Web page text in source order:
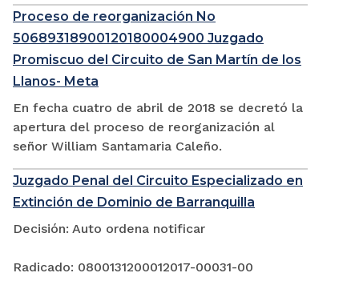
Proceso de reorganización No
50689318900120180004900 Juzgado
Promiscuo del Circuito de San Martín de los
Llanos- Meta
En fecha cuatro de abril de 2018 se decretó la
apertura del proceso de reorganización al
señor William Santamaria Caleño.
Juzgado Penal del Circuito Especializado en
Extinción de Dominio de Barranquilla
Decisión: Auto ordena notificar
Radicado: 0800131200012017-00031-00